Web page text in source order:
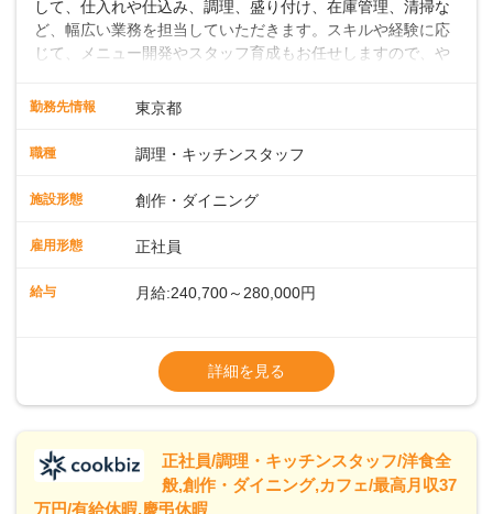
して、仕入れや仕込み、調理、盛り付け、在庫管理、清掃な
ど、幅広い業務を担当していただきます。スキルや経験に応
じて、メニュー開発やスタッフ育成もお任せしますので、や
アアップのチャンスが豊富に用意されています。 【Dam
もと、クラフトビールと共に楽しめるこだわりのフィッシュ
中東、アジアなどの多国籍エッセンスを取り入れたカジュア
楽しい・美味しい瞬間をビールでつなぐことをコンセプト
ら醸造しています。私たちと一緒に、新しいスタートを切り
勤務先情報 東京都
職種 調理・キッチンスタッフ
施設形態 創作・ダイニング
雇用形態 正社員
給与 月給:240,700～280,000円
▼給与改定（年1回)
▼決算賞与（年1回)
【手当】
▼残業手当（固定残業見合手当43,613円～／
残業見合30時間を超えた分は別途支給）
詳細を見る
正社員/調理・キッチンスタッフ/洋食全
般,創作・ダイニング,カフェ/最高月収37
万円/有給休暇,慶弔休暇